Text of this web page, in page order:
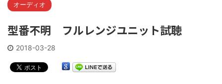
オーディオ
型番不明 フルレンジユニット試聴
2018-03-28